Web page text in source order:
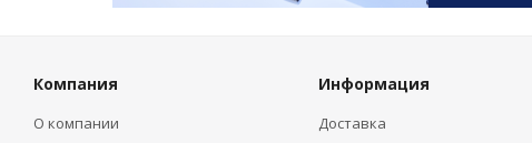
Компания
О компании
Информация
Доставка